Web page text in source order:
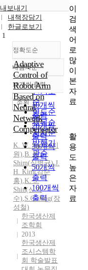
내보내기
내책장담기
한글로보기
정확도순
정확도
순
인기도
순
연도순
제목순
저자순
발행기
관순
내림차순
내림차순
10개씩 출력
10개씩
출력
20개씩
출력
30개씩
출력
50개씩
출력
100개씩
출력
조회
1
Adaptive
Control of
Robot Arm
Based on
Neural
Network
Compensator
K. W. Sun(성기
원),B. K.
Shim(심병균),J.
H. Kim(김준
홍),K.S.
Shin(신기
수),S.C. Jang(장
성철)
한국생산제
조학회
2013
한국생산제
조시스템학
회 학술발표
이
검
색
어
로
많
이
본
자
료
활
용
도
높
은
자
료